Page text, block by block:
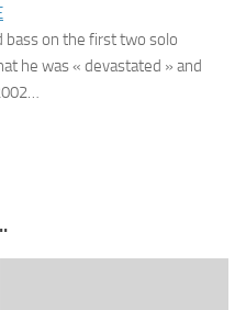
bass on the first two solo
he was « devastated » and